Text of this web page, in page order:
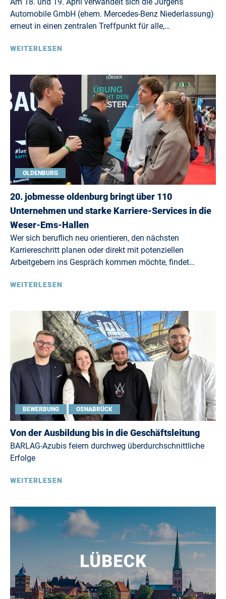
Automobile GmbH (ehem. Mercedes-Benz Niederlassung)
erneut in einen zentralen Treffpunkt für alle,…
WEITERLESEN
OLDENBURG
20. jobmesse oldenburg bringt über 110
Unternehmen und starke Karriere-Services in die
Weser-Ems-Hallen
Wer sich beruflich neu orientieren, den nächsten
Karriereschritt planen oder direkt mit potenziellen
Arbeitgebern ins Gespräch kommen möchte, findet…
WEITERLESEN
BEWERBUNG OSNABRÜCK
Von der Ausbildung bis in die Geschäftsleitung
BARLAG-Azubis feiern durchweg überdurchschnittliche
Erfolge
WEITERLESEN